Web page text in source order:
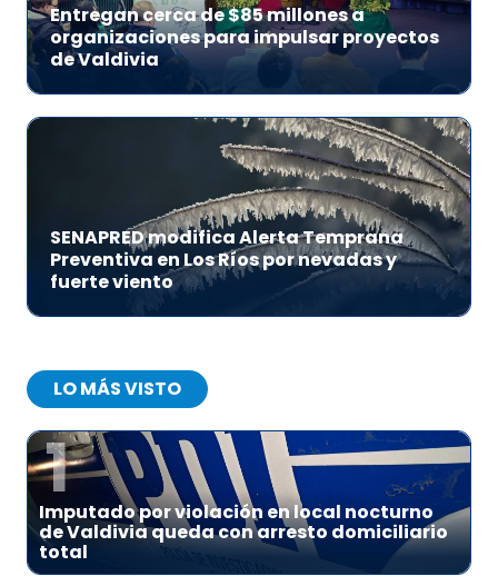
Entregan cerca de $85 millones a
organizaciones para impulsar proyectos
de Valdivia
SENAPRED modifica Alerta Temprana
Preventiva en Los Ríos por nevadas y
fuerte viento
LO MÁS VISTO
1
Imputado por violación en local nocturno
de Valdivia queda con arresto domiciliario
total